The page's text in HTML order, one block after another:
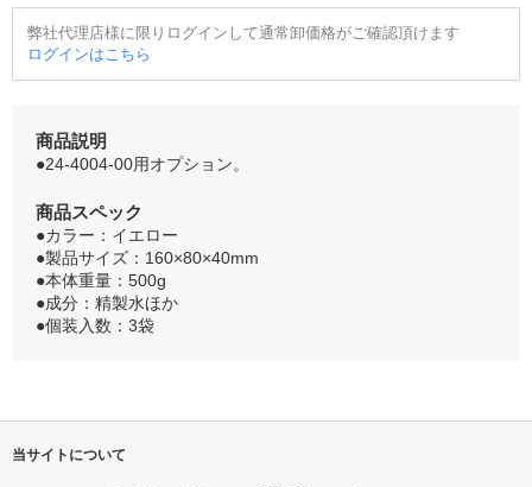
弊社代理店様に限りログインして通常卸価格がご確認頂けます
ログインはこちら
商品説明
●24-4004-00用オプション。
商品スペック
●カラー：イエロー
●製品サイズ：160×80×40mm
●本体重量：500g
●成分：精製水ほか
●個装入数：3袋
当サイトについて